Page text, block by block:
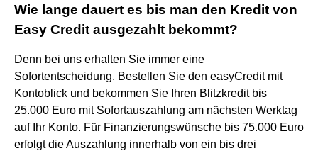
Wie lange dauert es bis man den Kredit von
Easy Credit ausgezahlt bekommt?
Denn bei uns erhalten Sie immer eine
Sofortentscheidung. Bestellen Sie den easyCredit mit
Kontoblick und bekommen Sie Ihren Blitzkredit bis
25.000 Euro mit Sofortauszahlung am nächsten Werktag
auf Ihr Konto. Für Finanzierungswünsche bis 75.000 Euro
erfolgt die Auszahlung innerhalb von ein bis drei